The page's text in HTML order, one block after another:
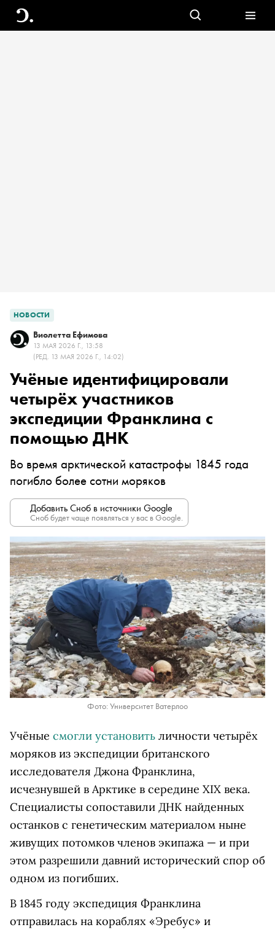
НОВОСТИ
Виолетта Ефимова
13 МАЯ 2026 Г., 13:58
(РЕД. 13 МАЯ 2026 Г., 14:02)
Учёные идентифицировали
четырёх участников
экспедиции Франклина с
помощью ДНК
Во время арктической катастрофы 1845 года
погибло более сотни моряков
Добавить Сноб в источники Google
Сноб будет чаще появляться у вас в Google.
Фото: Университет Ватерлоо
Учёные смогли установить личности четырёх
моряков из экспедиции британского
исследователя Джона Франклина,
исчезнувшей в Арктике в середине XIX века.
Специалисты сопоставили ДНК найденных
останков с генетическим материалом ныне
живущих потомков членов экипажа — и при
этом разрешили давний исторический спор об
одном из погибших.
В 1845 году экспедиция Франклина
отправилась на кораблях «Эребус» и